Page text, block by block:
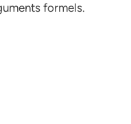
formels.